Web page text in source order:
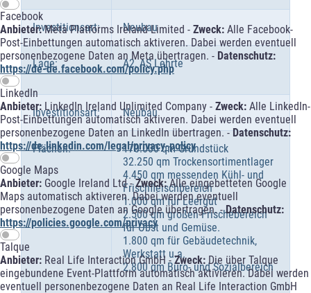
Facebook
Anbieter:Meta Platforms Ireland Limited - Zweck: Alle Facebook-
Post-Einbettungen automatisch aktiveren. Dabei werden eventuell
personenbezogene Daten an Meta übertragen. - Datenschutz:
https://de-de.facebook.com/policy.php
LinkedIn
Anbieter: LinkedIn Ireland Unlimited Company - Zweck: Alle LinkedIn-
Post-Einbettungen automatisch aktiveren. Dabei werden eventuell
personenbezogene Daten an LinkedIn übertragen. -Datenschutz:
https://de.linkedin.com/legal/privacy-policy
Google Maps
Anbieter: Google Ireland Ltd -Zweck:Alle eingebetteten Google
Maps automatisch aktiveren. Dabei werden eventuell
personenbezogene Daten an Google übertragen. -Datenschutz:
https://policies.google.com/privacy
Talque
Anbieter: Real Life Interaction GmbH -Zweck: Die über Talque
eingebundene Event-Plattform automatisch aktivieren. Dabei werden
eventuell personenbezogene Daten an Real Life Interaction GmbH
Investitionsart: Neubau
Lage: A2, AS Lehrte
Investitionsart: Neubau
Flächen:
170.000 qm Grundstück
32.250 qm Trockensortimentlager
4.450 qm messenden Kühl- und
Frischfleischbereich
1.000 qm für Leergut
2.500 qm großen Frischebereich
für Obst und Gemüse.
1.800 qm für Gebäudetechnik,
Werkstatt u.a.
2.800 qm Büro- und Sozialbereich